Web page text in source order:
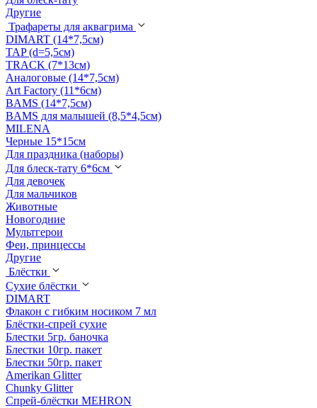
Другие
Трафареты для аквагрима
DIMART (14*7,5см)
TAP (d=5,5см)
TRACK (7*13см)
Аналоговые (14*7,5см)
Art Factory (11*6см)
BAMS (14*7,5см)
BAMS для малышей (8,5*4,5см)
MILENA
Черные 15*15см
Для праздника (наборы)
Для блеск-тату 6*6см
Для девочек
Для мальчиков
Животные
Новогодние
Мультгерои
Феи, принцессы
Другие
Блёстки
Сухие блёстки
DIMART
Флакон с гибким носиком 7 мл
Блёстки-спрей сухие
Блестки 5гр. баночка
Блестки 10гр. пакет
Блестки 50гр. пакет
Amerikan Glitter
Chunky Glitter
Спрей-блёстки MEHRON